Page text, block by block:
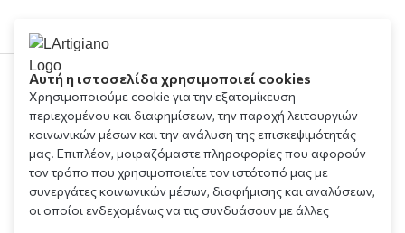
210 9709 100
Αυτή η ιστοσελίδα χρησιμοποιεί cookies
Χρησιμοποιούμε cookie για την εξατομίκευση
περιεχομένου και διαφημίσεων, την παροχή λειτουργιών
κοινωνικών μέσων και την ανάλυση της επισκεψιμότητάς
μας. Επιπλέον, μοιραζόμαστε πληροφορίες που αφορούν
τον τρόπο που χρησιμοποιείτε τον ιστότοπό μας με
συνεργάτες κοινωνικών μέσων, διαφήμισης και αναλύσεων,
οι οποίοι ενδεχομένως να τις συνδυάσουν με άλλες